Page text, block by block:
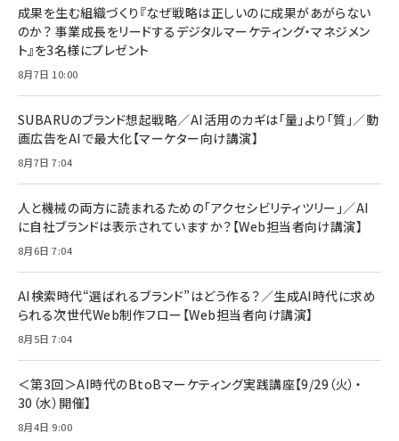
￥1,100
anan(アンアン)2026/07/08号 No.2502[2026
￥880
ママ投資家が育休中に１億貯めた株式投資
組織の成果を最大化する ルールのデザイン
￥1,980
Amazonランキングをもっと見る
すい ガイド枠付き いPhone17 (6.3インチ) 対応
2枚セット DSP25F1698
￥1,599
￥6,980
全ワイヤレスイヤホン/アクティブノイズキャンセリ
技術基準適合】ブラック
￥5,990
ケーブル Anker絡まないケーブル 240W 結束バン
ド付き USB PD対応 シリコン素材採用 iPhone
17 / 16 / 15 / Galaxy iPad Pro MacBook
Pro/Air 各種対応 (1.8m ミッドナイトブラック)
￥1,890
￥5,000
Anker PowerLine III Flow USB-C & USB-C
Pro/Air 各種対応 (1.8m ミッドナイトブラック)
￥1,890
サッポロ 生ビール 黒ラベル 350ml 缶 24本 ビー
ル ケース買い【6/30応募〆切! 黒ラベルビヤセラー
￥4,857
成果を生む組織づくり『なぜ戦略は正しいのに成果があがらない
のか？ 事業成長をリードするデジタルマーケティング・マネジメン
ト』を3名様にプレゼント
8月7日 10:00
SUBARUのブランド想起戦略／AI活用のカギは「量」より「質」／動
画広告をAIで最大化【マーケター向け講演】
8月7日 7:04
人と機械の両方に読まれるための「アクセシビリティツリー」／AI
に自社ブランドは表示されていますか？【Web担当者向け講演】
8月6日 7:04
AI検索時代“選ばれるブランド”はどう作る？／生成AI時代に求め
られる次世代Web制作フロー【Web担当者向け講演】
8月5日 7:04
＜第3回＞AI時代のBtoBマーケティング実践講座【9/29（火）・
30（水）開催】
8月4日 9:00